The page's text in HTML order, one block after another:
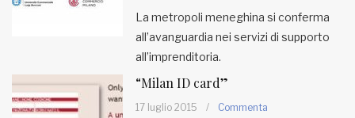
La metropoli meneghina si conferma
all’avanguardia nei servizi di supporto
all’imprenditoria.
“Milan ID card”
17 luglio 2015 / Commenta